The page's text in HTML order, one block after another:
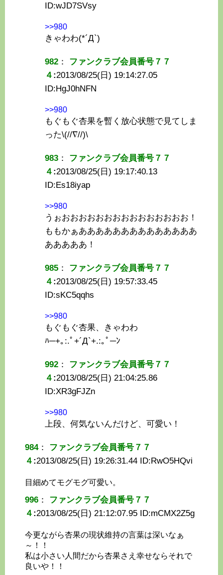
ID:wJD7SVsy
>>980
きゃわわ(*´Д`)
982 ： ファンクラブ会員番号７７
４ :2013/08/25(日) 19:14:27.05
ID:HgJ0hNFN
>>980
もぐもぐ杏果を暫く放心状態で見てしま
った\(//∇//)\
983 ： ファンクラブ会員番号７７
４ :2013/08/25(日) 19:17:40.13
ID:Es18iyap
>>980
うぉおおおおおおおおおおおおおおお！
ももかぁああああああああああああああ
あああああ！
985 ： ファンクラブ会員番号７７
４ :2013/08/25(日) 19:57:33.45
ID:sKC5qqhs
>>980
もぐもぐ杏果、きゃわわ
ﾊ─+｡:.ﾟ+´Д`+.:｡ﾟ─ﾝ
992 ： ファンクラブ会員番号７７
４ :2013/08/25(日) 21:04:25.86
ID:XR3gFJZn
>>980
上段、何気ないんだけど、可愛い！
984： ファンクラブ会員番号７７
４ :2013/08/25(日) 19:26:31.44 ID:RwO5HQvi
目細めてモグモグ可愛い。
996 ： ファンクラブ会員番号７７
４ :2013/08/25(日) 21:12:07.95 ID:mCMX2Z5g
今更ながら杏果の現状維持の言葉は深いなぁ
～！！
私は小さい人間だから杏果さえ幸せならそれで
良いや！！